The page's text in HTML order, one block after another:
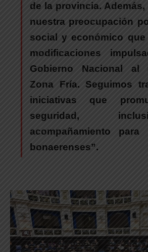
de la provincia.
nuestra preocupación
social y económico que
modificaciones
Gobierno Nacional al
Zona Fría. Seguimos
iniciativas que
seguridad,
acompañamiento
bonaerenses”.